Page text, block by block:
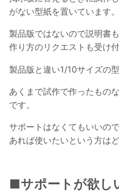
がない型紙を置いています。
製品版ではないので説明書
作り方のリクエストも受け
製品版と違い1/10サイズの
あくまで試作で作ったもの
です。
サポートはなくてもいいの
あれば使いたいという方はど
■サポートが欲し